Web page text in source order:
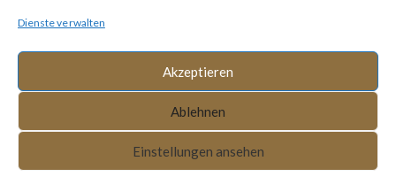
Dienste verwalten
Akzeptieren
Ablehnen
Einstellungen ansehen